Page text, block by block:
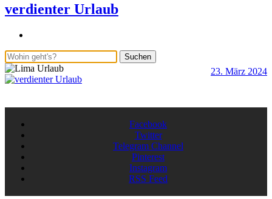
verdienter Urlaub
Suchen
23. März 2024
Facebook
Twitter
Telegram Channel
Pinterest
Instagram
RSS Feed